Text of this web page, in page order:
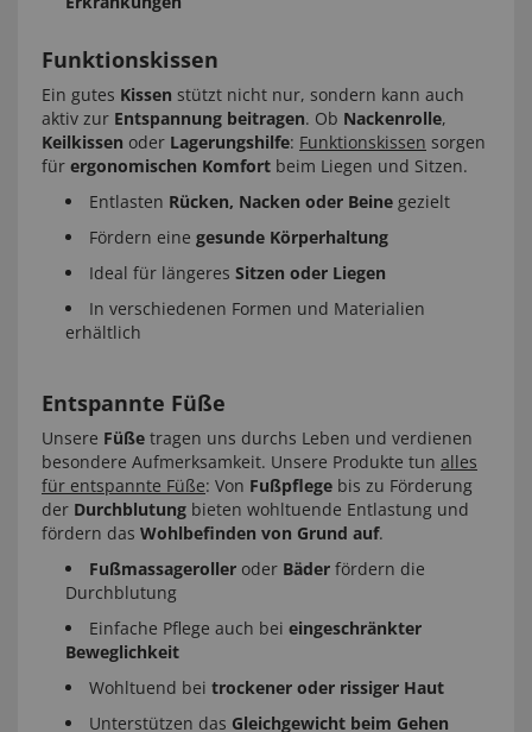
Funktionskissen
Ein gutes Kissen stützt nicht nur, sondern kann auch
aktiv zur Entspannung beitragen. Ob Nackenrolle,
Keilkissen oder Lagerungshilfe: Funktionskissen sorgen
für ergonomischen Komfort beim Liegen und Sitzen.
Entlasten Rücken, Nacken oder Beine gezielt
Fördern eine gesunde Körperhaltung
Ideal für längeres Sitzen oder Liegen
In verschiedenen Formen und Materialien
erhältlich
Entspannte Füße
Unsere Füße tragen uns durchs Leben und verdienen
besondere Aufmerksamkeit. Unsere Produkte tun alles
für entspannte Füße: Von Fußpflege bis zu Förderung
der Durchblutung bieten wohltuende Entlastung und
fördern das Wohlbefinden von Grund auf.
Fußmassageroller oder Bäder fördern die
Durchblutung
Einfache Pflege auch bei eingeschränkter
Beweglichkeit
Wohltuend bei trockener oder rissiger Haut
Unterstützen das Gleichgewicht beim Gehen